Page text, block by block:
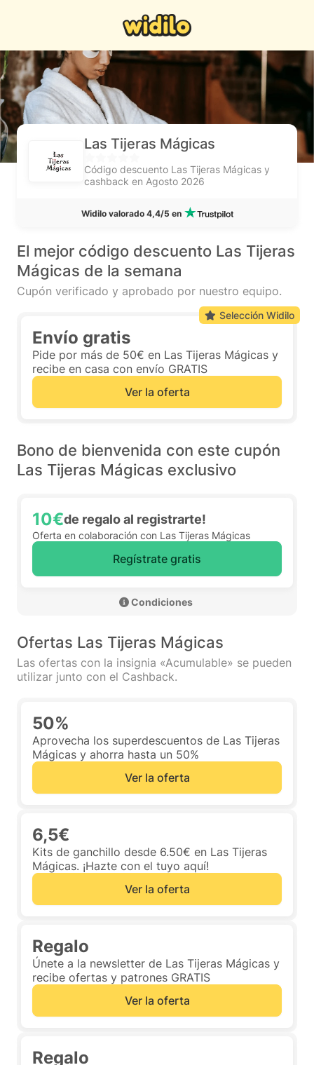
Las Tijeras Mágicas
Código descuento Las Tijeras Mágicas y
cashback en Agosto 2026
Widilo valorado 4,4/5 en
El mejor código descuento Las Tijeras
Mágicas de la semana
Cupón verificado y aprobado por nuestro equipo.
Envío gratis
Pide por más de 50€ en Las Tijeras Mágicas y
recibe en casa con envío GRATIS
Ver la oferta
Selección Widilo
Bono de bienvenida con este cupón
Las Tijeras Mágicas exclusivo
10€de regalo al registrarte!
Oferta en colaboración con Las Tijeras Mágicas
Regístrate gratis
Ofertas Las Tijeras Mágicas
Las ofertas con la insignia «Acumulable» se pueden
utilizar junto con el Cashback.
50%
Aprovecha los superdescuentos de Las Tijeras
Mágicas y ahorra hasta un 50%
Ver la oferta
6,5€
Kits de ganchillo desde 6.50€ en Las Tijeras
Mágicas. ¡Hazte con el tuyo aquí!
Ver la oferta
Regalo
Únete a la newsletter de Las Tijeras Mágicas y
recibe ofertas y patrones GRATIS
Ver la oferta
Regalo